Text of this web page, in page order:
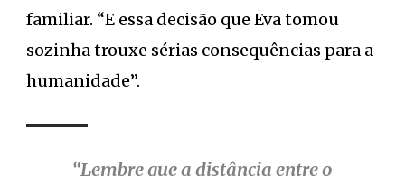
familiar. “E essa decisão que Eva tomou
sozinha trouxe sérias consequências para a
humanidade”.
“Lembre que a distância entre o